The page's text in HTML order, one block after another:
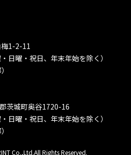
1-2-11
日曜・祝日、年末年始を除く）
茨城町奥谷1720-16
日曜・祝日、年末年始を除く）
Co.,Ltd.All Rights Reserved.